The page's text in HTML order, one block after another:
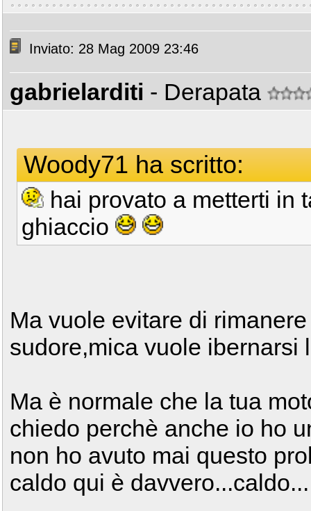
Inviato: 28 Mag 2009 23:46
gabrielarditi - Derapata
Woody71 ha scritto:
hai provato a metterti in
ghiaccio
Ma vuole evitare di
sudore,mica vuole ibernarsi
Ma è normale che la tua
chiedo perchè anche io ho
non ho avuto mai questo
caldo qui è davvero...caldo...